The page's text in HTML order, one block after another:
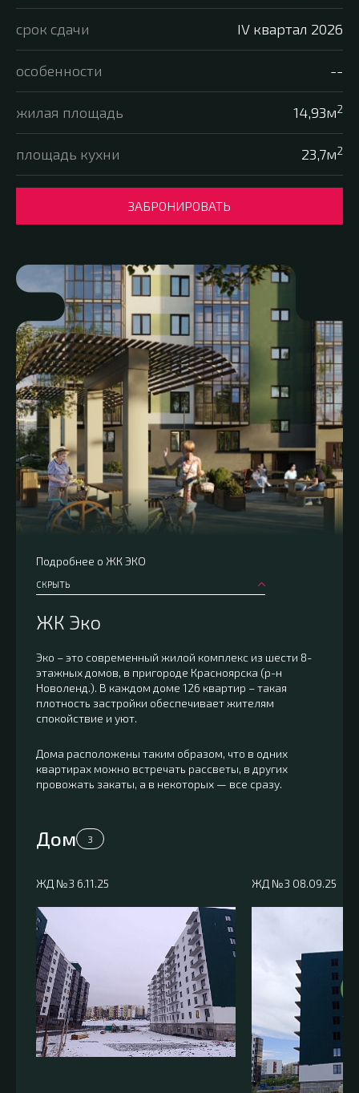
срок сдачи IV квартал 2026
особенности --
жилая площадь 14,93м2
площадь кухни 23,7м2
ЗАБРОНИРОВАТЬ
Подробнее о ЖК ЭКО
СКРЫТЬ
ЖК Эко
Эко – это современный жилой комплекс из шести 8-
этажных домов, в пригороде Красноярска (р-н
Новоленд.). В каждом доме 126 квартир – такая
плотность застройки обеспечивает жителям
спокойствие и уют.
Дома расположены таким образом, что в одних
квартирах можно встречать рассветы, в других
провожать закаты, а в некоторых — все сразу.
Дом 3
ЖД №3 6.11.25 ЖД №3 08.09.25